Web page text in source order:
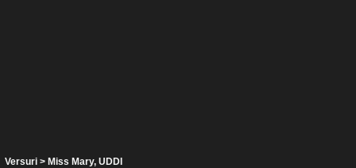
Versuri > Miss Mary, UDDI